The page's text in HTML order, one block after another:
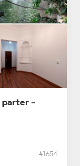
parter -
#1654